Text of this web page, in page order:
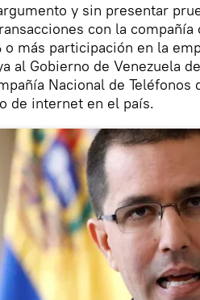
y sin presentar
con la
o más participación en la
al Gobierno de Venezuela
Nacional de
de internet en el país.